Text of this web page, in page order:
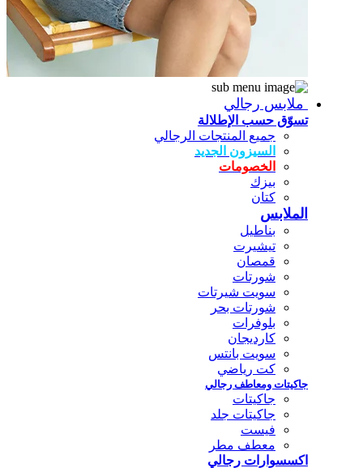
ملابس رجالي
تسوّق حسب الإطلالة
جميع المنتجات الرجالي
السيزون الجديد
الخصومات
بيزك
كتان
الملابس
بناطيل
تيشيرت
قمصان
شورتات
سويت شيرتات
شورتات بحر
بلوفرات
كارديجان
سويت بانتس
كت رياضي
جاكيتات ومعاطف رجالي
جاكيتات
جاكيتات جلد
فيست
معطف مطر
اكسسوارات رجالي